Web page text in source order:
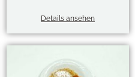
Details ansehen